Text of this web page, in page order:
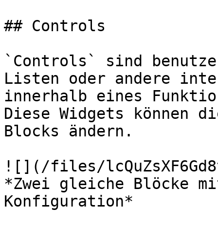
## Controls
`Controls` sind
Listen oder andere
innerhalb eines
Diese Widgets können
Blocks ändern.
![](/files/
*Zwei gleiche Blöcke
Konfiguration*